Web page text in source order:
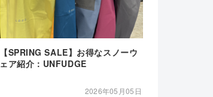
【SPRING SALE】お得なスノーウ
ェア紹介：UNFUDGE
2026年05月05日